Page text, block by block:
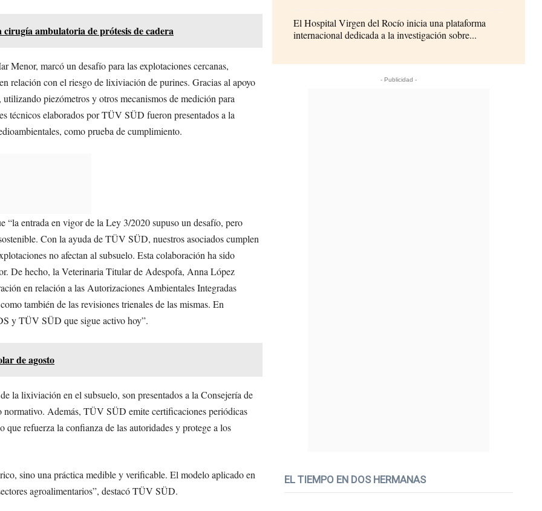
ambulatoria de prótesis de cadera
marcó un desafío para las explotaciones cercanas,
relación con el riesgo de lixiviación de purines. Gracias al apoyo
piezómetros y otros mecanismos de medición para
técnicos elaborados por TÜV SÜD fueron presentados a la
como prueba de cumplimiento.
“la entrada en vigor de la Ley 3/2020 supuso un desafío, pero
Con la ayuda de TÜV SÜD, nuestros asociados cumplen
no afectan al subsuelo. Esta colaboración ha sido
De hecho, la Veterinaria Titular de Adespofa, Anna López
en relación a las Autorizaciones Ambientales Integradas
también de las revisiones trienales de las mismas. En
y TÜV SÜD que sigue activo hoy”.
de agosto
la lixiviación en el subsuelo, son presentados a la Consejería de
Además, TÜV SÜD emite certificaciones periódicas
refuerza la confianza de las autoridades y protege a los
sino una práctica medible y verificable. El modelo aplicado en
agroalimentarios”, destacó TÜV SÜD.
El Hospital Virgen del Rocío inicia una plataforma
internacional dedicada a la investigación sobre...
- Publicidad -
EL TIEMPO EN DOS HERMANAS